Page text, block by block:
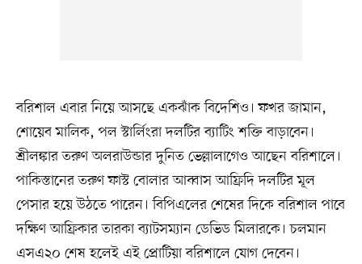
বরিশাল এবার নিয়ে আসছে একঝাঁক বিদেশিও। ফখর জামান,
শোয়েব মালিক, পল স্টার্লিংরা দলটির ব্যাটিং শক্তি বাড়াবেন।
শ্রীলঙ্কার তরুণ অলরাউন্ডার দুনিত ভেল্লালাগেও আছেন বরিশালে।
পাকিস্তানের তরুণ ফাস্ট বোলার আব্বাস আফ্রিদি দলটির মূল
পেসার হয়ে উঠতে পারেন। বিপিএলের শেষের দিকে বরিশাল পাবে
দক্ষিণ আফ্রিকার তারকা ব্যাটসম্যান ডেভিড মিলারকে। চলমান
এসএ২০ শেষ হলেই এই প্রোটিয়া বরিশালে যোগ দেবেন।